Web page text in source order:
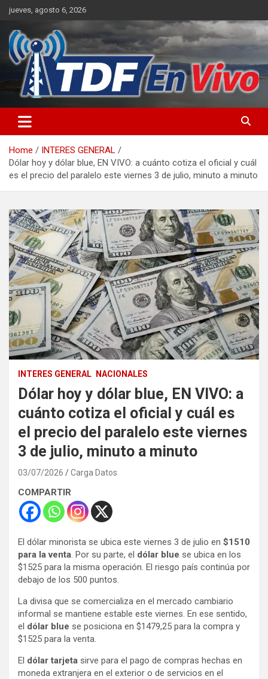
Skip
content
jueves, agosto 6, 2026
Home
INTERES GENERAL
Dólar hoy y dólar blue, EN VIVO: a cuánto cotiza el oficial y cuál
es el precio del paralelo este viernes 3 de julio, minuto a minuto
INTERES GENERAL NACIONALES
Dólar hoy y dólar blue, EN VIVO: a
cuánto cotiza el oficial y cuál es
el precio del paralelo este viernes
3 de julio, minuto a minuto
03/07/2026 Carga Datos
COMPARTIR
El dólar minorista se ubica este viernes 3 de julio en $1510
para la venta . Por su parte, el dólar blue se ubica en los
$1525 para la misma operación. El riesgo país continúa por
debajo de los 500 puntos.
La divisa que se comercializa en el mercado cambiario
informal se mantiene estable este viernes. En ese sentido,
el dólar blue se posiciona en $1479,25 para la compra y
$1525 para la venta.
El dólar tarjeta sirve para el pago de compras hechas en
moneda extranjera en el exterior o de servicios en el